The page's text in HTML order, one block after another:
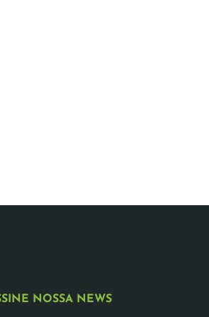
NOSSA NEWS